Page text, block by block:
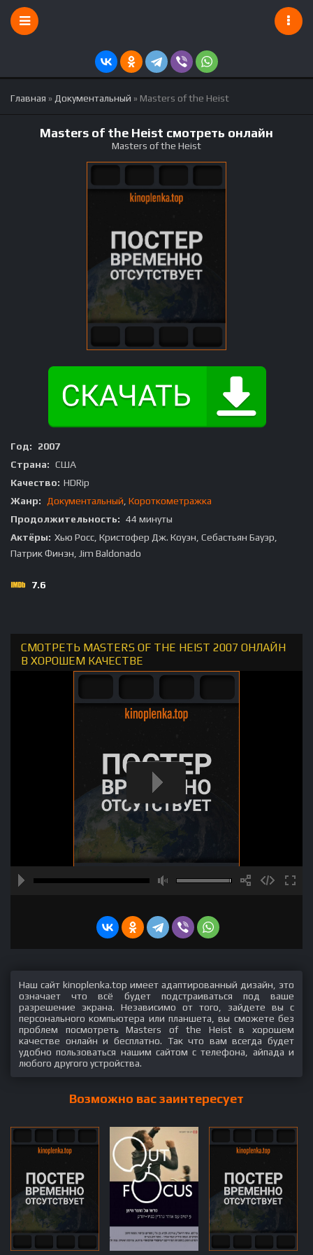
Главная » Документальный » Masters of the Heist
Masters of the Heist смотреть онлайн
Masters of the Heist
Год:
2007
Страна: США
Качество: HDRip
Жанр:
Документальный Короткометражка
Продолжительность: 44 минуты
Актёры: Хью Росс, Кристофер Дж. Коуэн, Себастьян Бауэр,
Патрик Финэн, Jim Baldonado
7.6
СМОТРЕТЬ MASTERS OF THE HEIST 2007 ОНЛАЙН
В ХОРОШЕМ КАЧЕСТВЕ
Наш сайт kinoplenka.top имеет адаптированный дизайн, это
означает что всё будет подстраиваться под ваше
разрешение экрана. Независимо от того, зайдете вы с
персонального компьютера или планшета, вы сможете без
проблем посмотреть Masters of the Heist в хорошем
качестве онлайн и бесплатно. Так что вам всегда будет
удобно пользоваться нашим сайтом с телефона, айпада и
любого другого устройства.
Возможно вас заинтересует